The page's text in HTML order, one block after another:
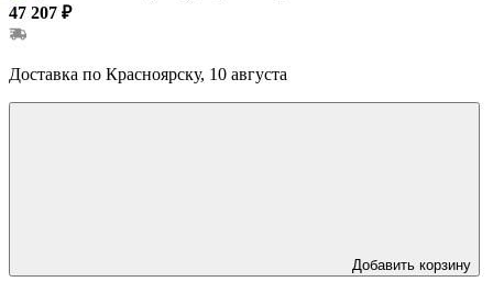
47 207 ₽
Доставка по Красноярску, 10 августа
Добавить корзину